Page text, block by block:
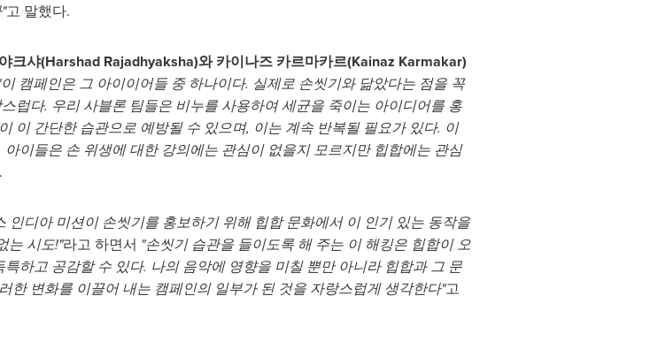
고 말했다.
크샤(Harshad Rajadhyaksha)와 카이나즈 카르마카르(Kainaz Karmakar)
캠페인은 그 아이이어들 중 하나이다. 실제로 손씻기와 닮았다는 점을 꼭
럽다. 우리 사블론 팀들은 비누를 사용하여 세균을 죽이는 아이디어를 홍
이 간단한 습관으로 예방될 수 있으며, 이는 계속 반복될 필요가 있다. 이
이들은 손 위생에 대한 강의에는 관심이 없을지 모르지만 힙합에는 관심
인디아 미션이 손씻기를 홍보하기 위해 힙합 문화에서 이 인기 있는 동작을
는 시도!"라고 하면서 "손씻기 습관을 들이도록 해 주는 이 해킹은 힙합이 오
하고 공감할 수 있다. 나의 음악에 영향을 미칠 뿐만 아니라 힙합과 그 문
한 변화를 이끌어 내는 캠페인의 일부가 된 것을 자랑스럽게 생각한다"고